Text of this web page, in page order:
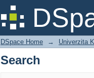
Search
DSpace Home → Univerzita
Search